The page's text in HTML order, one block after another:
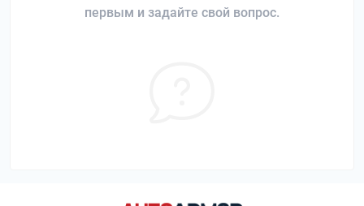
первым и задайте свой вопрос.